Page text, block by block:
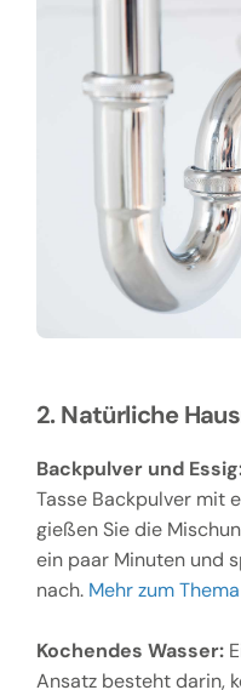
2. Natürliche
Backpulver und
Tasse Backpulver mit
gießen Sie die
ein paar Minuten und
nach. Mehr zum Thema
Kochendes Wasser:
Ansatz besteht darin,